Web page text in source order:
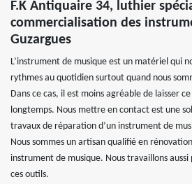
F.K Antiquaire 34, luthier
commercialisation des
Guzargues
L’instrument de musique est un matériel qui
rythmes au quotidien surtout quand nous
Dans ce cas, il est moins agréable de laisser
longtemps. Nous mettre en contact est une
travaux de réparation d’un instrument de
Nous sommes un artisan qualifié en
instrument de musique. Nous travaillons
ces outils.